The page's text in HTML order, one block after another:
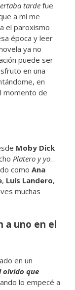
tarde fue
a mí me
el paroxismo
época y leer
ya no
puede ser
en una
en
momento de
Moby Dick
Platero y yo…
como Ana
, Luís Landero,
muchas
a uno en el
en un
olvido que
lo empecé a